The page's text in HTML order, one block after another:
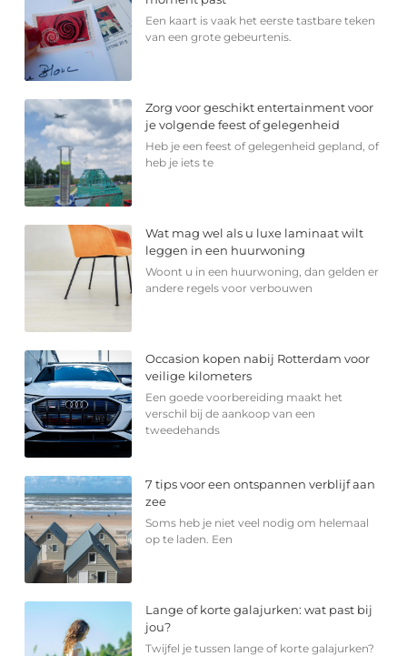
Een kaart is vaak het eerste tastbare teken
van een grote gebeurtenis.
Zorg voor geschikt entertainment voor
je volgende feest of gelegenheid
Heb je een feest of gelegenheid gepland, of
heb je iets te
Wat mag wel als u luxe laminaat wilt
leggen in een huurwoning
Woont u in een huurwoning, dan gelden er
andere regels voor verbouwen
Occasion kopen nabij Rotterdam voor
veilige kilometers
Een goede voorbereiding maakt het
verschil bij de aankoop van een
tweedehands
7 tips voor een ontspannen verblijf aan
zee
Soms heb je niet veel nodig om helemaal
op te laden. Een
Lange of korte galajurken: wat past bij
jou?
Twijfel je tussen lange of korte galajurken?